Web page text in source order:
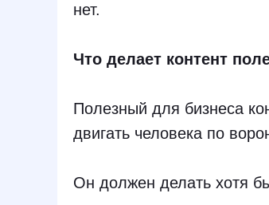
нет.
Что делает контент
Полезный для бизнеса
двигать человека по
Он должен делать хотя